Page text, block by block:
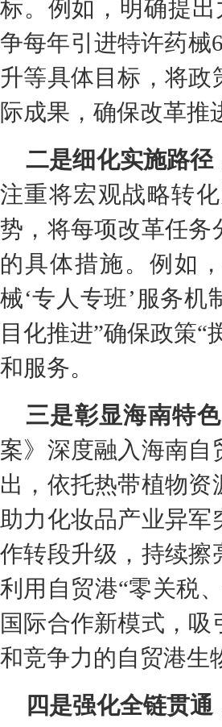
标。例如，明确提
争每年引进特许药械
升等具体目标，将
际成果，确保改革推
二是细化实施路
注重将宏观战略转
势，将每项改革任
的具体措施。例如
械‘专人专班’服务机
目化推进”确保政策“
和服务。
三是彰显海南特
案》深度融入海南
出，依托热带植物
助力化妆品产业异
作转段升级，持续擦
利用自贸港“零关税
国际合作新模式，
和竞争力的自贸港生
四是强化全链贯